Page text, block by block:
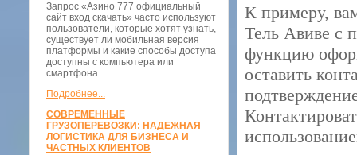
Запрос «Азино 777 официальный
сайт вход скачать» часто используют
пользователи, которые хотят узнать,
существует ли мобильная версия
платформы и какие способы доступа
доступны с компьютера или
смартфона.
Подробнее...
СОВРЕМЕННЫЕ
ГРУЗОПЕРЕВОЗКИ: НАДЕЖНАЯ
ЛОГИСТИКА ДЛЯ БИЗНЕСА И
ЧАСТНЫХ КЛИЕНТОВ
К примеру,
Тель Авиве с
функцию
оставить